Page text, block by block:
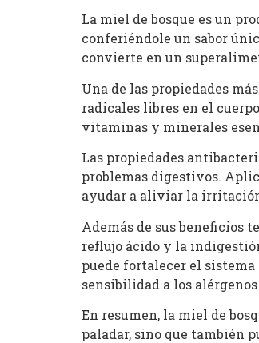
La miel de bosque es un
conferiéndole un sabor
convierte en un
Una de las propiedades
radicales libres en el
vitaminas y minerales
Las propiedades
problemas digestivos.
ayudar a aliviar la
Además de sus beneficios
reflujo ácido y la
puede fortalecer el
sensibilidad a los
En resumen, la miel de
paladar, sino que también